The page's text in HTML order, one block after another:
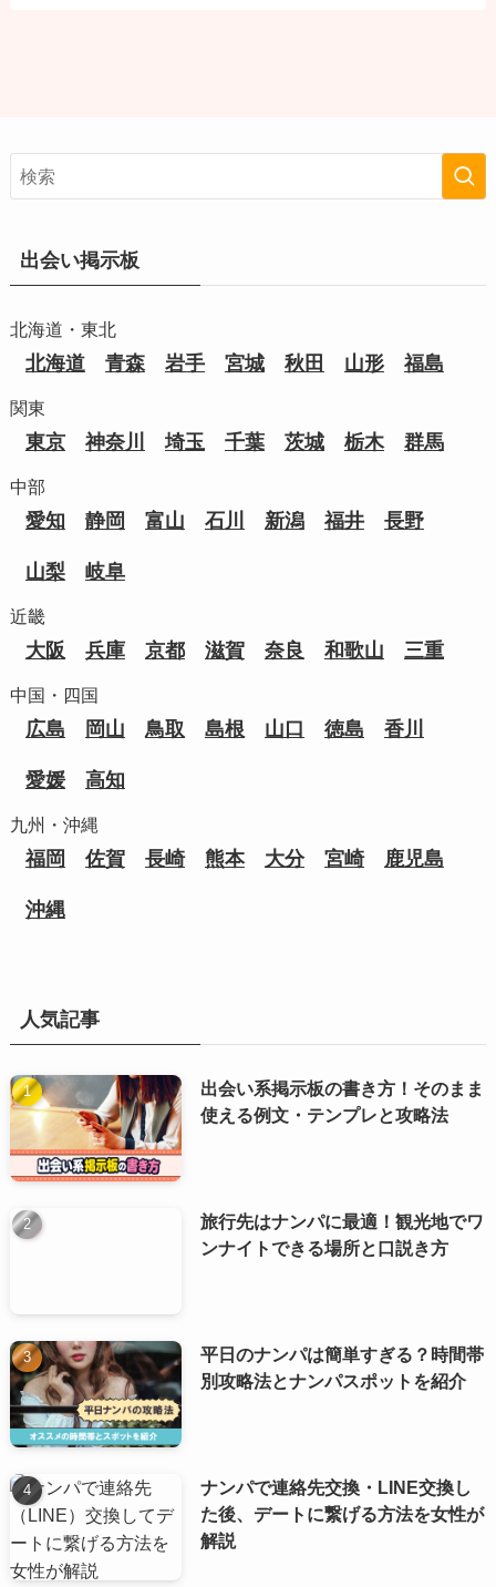
出会い掲示板
北海道・東北
北海道 青森 岩手 宮城 秋田 山形 福島
関東
東京 神奈川 埼玉 千葉 茨城 栃木 群馬
中部
愛知 静岡 富山 石川 新潟 福井 長野
山梨 岐阜
近畿
大阪 兵庫 京都 滋賀 奈良 和歌山 三重
中国・四国
広島 岡山 鳥取 島根 山口 徳島 香川
愛媛 高知
九州・沖縄
福岡 佐賀 長崎 熊本 大分 宮崎 鹿児島
沖縄
人気記事
出会い系掲示板の書き方！そのまま
使える例文・テンプレと攻略法
旅行先はナンパに最適！観光地でワ
ンナイトできる場所と口説き方
平日のナンパは簡単すぎる？時間帯
別攻略法とナンパスポットを紹介
ナンパで連絡先交換・LINE交換し
た後、デートに繋げる方法を女性が
解説